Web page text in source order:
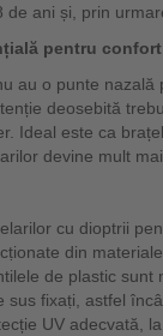
ani și, prin
pentru confort
au o punte
deosebită
Ideal este ca
devine mult
cu dioptrii
din
de plastic
fixaṭi, astfel
UV adecvată,